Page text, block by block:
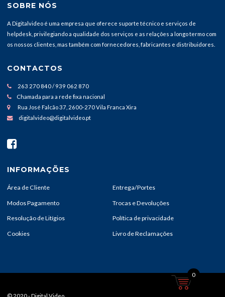
SOBRE NÓS
A Digitalvideo é uma empresa que oferece suporte técnico e serviços de
helpdesk, privilegiando a qualidade dos serviços e as relações a longo termo com
os nossos clientes, mas também com fornecedores, fabricantes e distribuidores.
CONTACTOS
263 270 840 / 939 062 870
Chamada para a rede fixa nacional
Rua José Falcão 37, 2600-270 Vila Franca Xira
digitalvideo@digitalvideo.pt
INFORMAÇÕES
Área de Cliente Entrega/Portes
Modos Pagamento Trocas e Devoluções
Resolução de Litígios Política de privacidade
Cookies Livro de Reclamações
0